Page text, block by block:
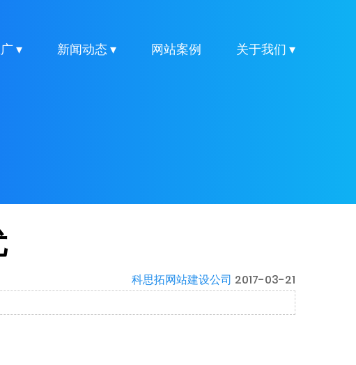
▾ 新闻动态 ▾ 网站案例 关于我们 ▾
科思拓网站建设公司 2017-03-21